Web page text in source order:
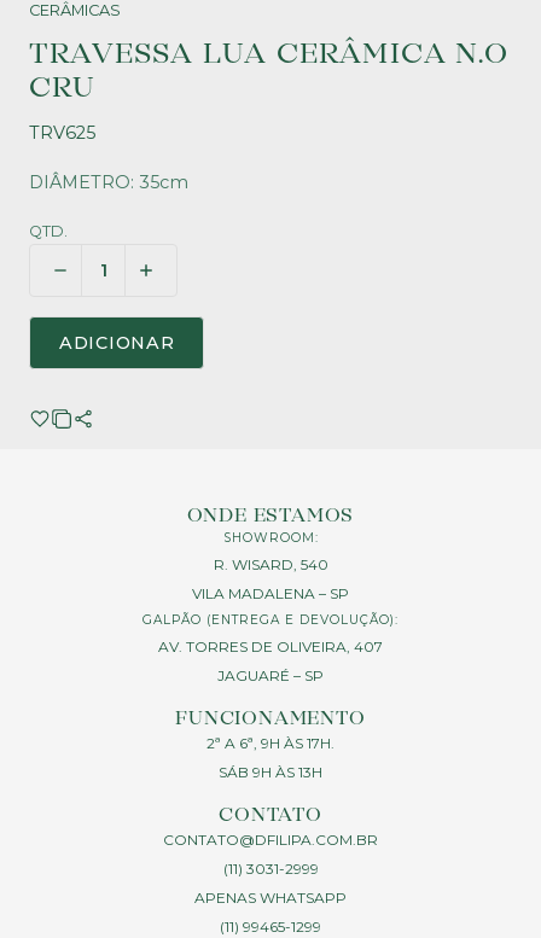
CERÂMICAS
TRAVESSA LUA CERÂMICA N.O
CRU
TRV625
DIÂMETRO: 35cm
QTD.
ADICIONAR
ONDE ESTAMOS
SHOWROOM:
R. WISARD, 540
VILA MADALENA – SP
GALPÃO (ENTREGA E DEVOLUÇÃO):
AV. TORRES DE OLIVEIRA, 407
JAGUARÉ – SP
FUNCIONAMENTO
2ª A 6ª, 9H ÀS 17H.
SÁB 9H ÀS 13H
CONTATO
CONTATO@DFILIPA.COM.BR
(11) 3031-2999
APENAS WHATSAPP
(11) 99465-1299